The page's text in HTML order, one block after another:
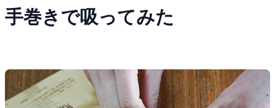
手巻きで吸ってみた